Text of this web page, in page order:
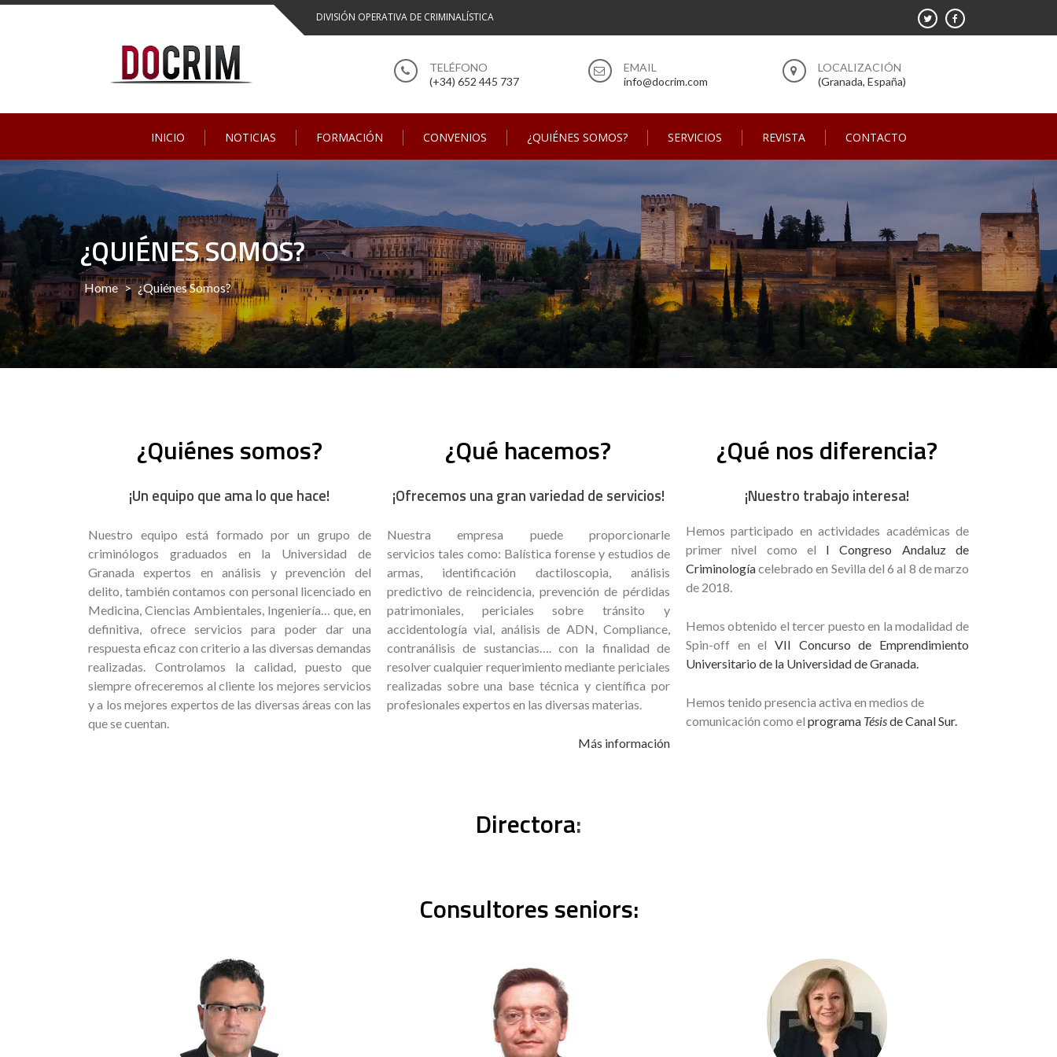
DIVISIÓN OPERATIVA DE CRIMINALÍSTICA
(+34) 652 445 737 info@docrim.com (Granada, España)
INICIO NOTICIAS FORMACIÓN CONVENIOS ¿QUIÉNES SOMOS? SERVICIOS REVISTA CONTACTO
¿QUIÉNES SOMOS?
Home > ¿Quiénes Somos?
¿Quiénes somos?
¡Un equipo que ama lo que hace!
Nuestro equipo está formado por un grupo de
criminólogos graduados en la Universidad de
Granada expertos en análisis y prevención del
delito, también contamos con personal licenciado en
Medicina, Ciencias Ambientales, Ingeniería… que, en
definitiva, ofrece servicios para poder dar una
respuesta eficaz con criterio a las diversas demandas
realizadas. Controlamos la calidad, puesto que
siempre ofreceremos al cliente los mejores servicios
y a los mejores expertos de las diversas áreas con las
que se cuentan.
¿Qué hacemos?
¡Ofrecemos una gran variedad de servicios!
Nuestra empresa puede proporcionarle
servicios tales como: Balística forense y estudios de
armas, identificación dactiloscopia, análisis
predictivo de reincidencia, prevención de pérdidas
patrimoniales, periciales sobre tránsito y
accidentología vial, análisis de ADN, Compliance,
contranálisis de sustancias…. con la finalidad de
resolver cualquier requerimiento mediante periciales
realizadas sobre una base técnica y científica por
profesionales expertos en las diversas materias.
Más información
¿Qué nos diferencia?
¡Nuestro trabajo interesa!
Hemos participado en actividades académicas de
primer nivel como el I Congreso Andaluz de
Criminologíacelebrado en Sevilla del 6 al 8 de marzo
de 2018.
Hemos obtenido el tercer puesto en la modalidad de
Spin-off en el VII Concurso de Emprendimiento
Universitario de la Universidad de Granada.
Hemos tenido presencia activa en medios de
comunicación como el programa Tésisde Canal Sur.
Directora:
Consultores seniors: